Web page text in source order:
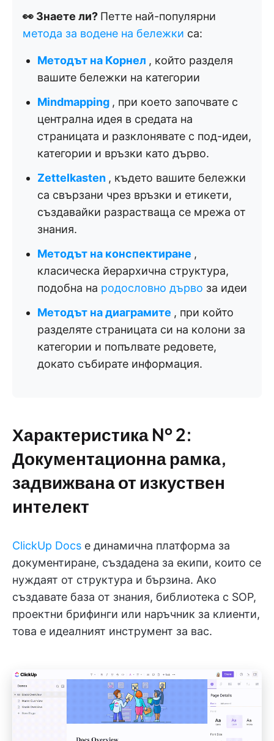
👀 Знаете ли? Петте най-популярни
метода за водене на бележки са:
Методът на Корнел , който разделя
вашите бележки на категории
Mindmapping , при което започвате с
централна идея в средата на
страницата и разклонявате с под-идеи,
категории и връзки като дърво.
Zettelkasten , където вашите бележки
са свързани чрез връзки и етикети,
създавайки разрастваща се мрежа от
знания.
Методът на конспектиране ,
класическа йерархична структура,
подобна на родословно дърво за идеи
Методът на диаграмите , при който
разделяте страницата си на колони за
категории и попълвате редовете,
докато събирате информация.
Характеристика № 2:
Документационна рамка,
задвижвана от изкуствен
интелект
ClickUp Docs е динамична платформа за
документиране, създадена за екипи, които се
нуждаят от структура и бързина. Ако
създавате база от знания, библиотека с SOP,
проектни брифинги или наръчник за клиенти,
това е идеалният инструмент за вас.